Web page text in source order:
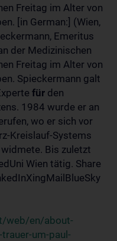
Freitag im Alter von
[in German:] (Wien,
Emeritus
der Medizinischen
Freitag im Alter von
Spieckermann galt
für den
1984 wurde er an
wo er sich vor
Kreislauf-Systems
Bis zuletzt
Wien tätig. Share
web/en/about-
um-paul-